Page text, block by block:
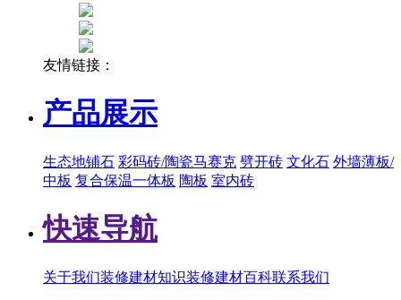
友情链接：
产品展示
生态地铺石 彩码砖/陶瓷马赛克 劈开砖 文化石 外墙薄板/
中板 复合保温一体板 陶板 室内砖
快速导航
关于我们装修建材知识装修建材百科联系我们